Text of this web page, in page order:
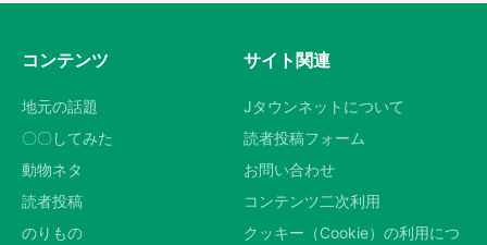
コンテンツ
地元の話題
〇〇してみた
動物ネタ
読者投稿
のりもの
サイト関連
Jタウンネットについて
読者投稿フォーム
お問い合わせ
コンテンツ二次利用
クッキー（Cookie）の利用につ